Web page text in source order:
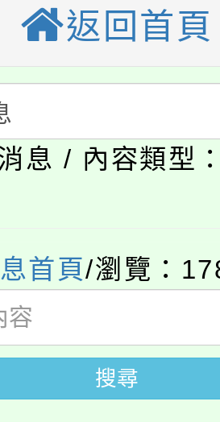
語及新住民語歌
校115學年度第
)教師甄選結果(
115學年度第
)教師甄選結果(
文化大學推廣
》溝通分析基
報名參加。
活教案入校路
食農教育專業人
分審查程序及
人才培育課程
115學年度第
)教師甄選結果(
金融保險知識
115學年度學生
返回首頁
息 / 內容類型
首頁/瀏覽：
搜尋